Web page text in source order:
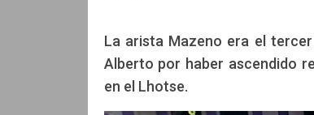
La arista Mazeno era el
Alberto por haber ascendido
en el Lhotse.